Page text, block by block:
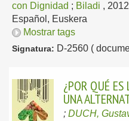
con Dignidad ; Biladi , 2012
Español, Euskera
Mostrar tags
Signatura: D-2560 (
¿POR QUÉ ES
UNA
; DUCH,